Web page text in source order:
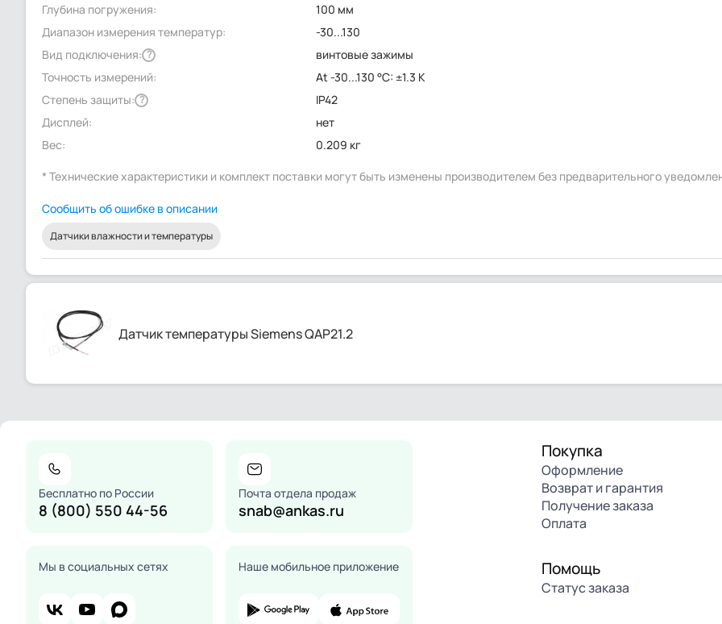
Глубина погружения:
100 мм
Диапазон измерения температур:
-30...130
Вид подключения: ?
винтовые зажимы
Точность измерений:
At -30...130 °C: ±1.3 K
Степень защиты: ?
IP42
Дисплей:
нет
Вес:
0.209 кг
* Технические характеристики и комплект поставки могут быть изменены производителем без предварительного
Сообщить об ошибке в описании
Датчики влажности и температуры
Датчик температуры Siemens QAP21.2
Бесплатно по России
8 (800) 550 44-56
Почта отдела продаж
snab@ankas.ru
Мы в социальных сетях Наше мобильное приложение
Покупка
Оформление
Возврат и гарантия
Получение заказа
Оплата
Помощь
Статус заказа